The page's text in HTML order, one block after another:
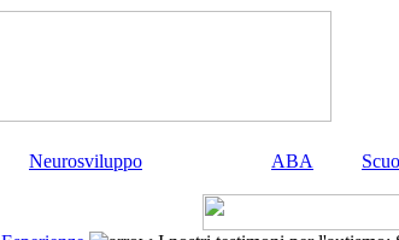
Neurosviluppo ABA